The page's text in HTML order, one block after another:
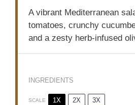
A vibrant Mediterranean
tomatoes, crunchy
and a zesty herb-infused
INGREDIENTS
SCALE 1X 2X 3X